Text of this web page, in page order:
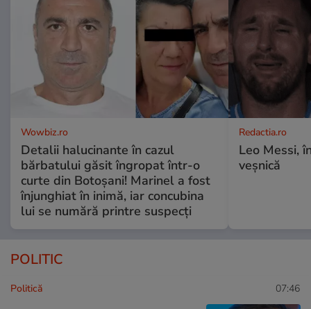
Wowbiz.ro
Detalii halucinante în cazul
bărbatului găsit îngropat într-o
curte din Botoșani! Marinel a fost
înjunghiat în inimă, iar concubina
lui se numără printre suspecți
Redactia.ro
Leo Messi,
veșnică
POLITIC
Politică 07:46